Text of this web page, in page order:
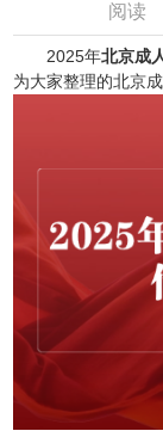
阅读
2025年北京成
为大家整理的北京